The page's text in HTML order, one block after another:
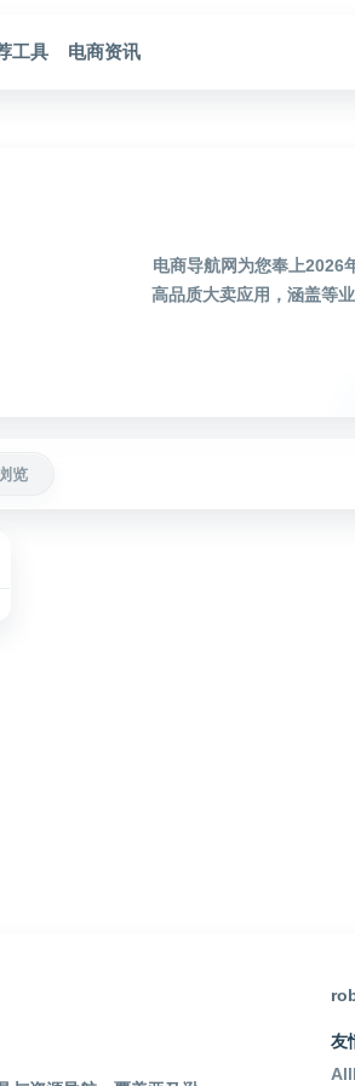
工具 电商资讯
电商导航网为您奉上2026
高品质大卖应用，涵盖等
览
友